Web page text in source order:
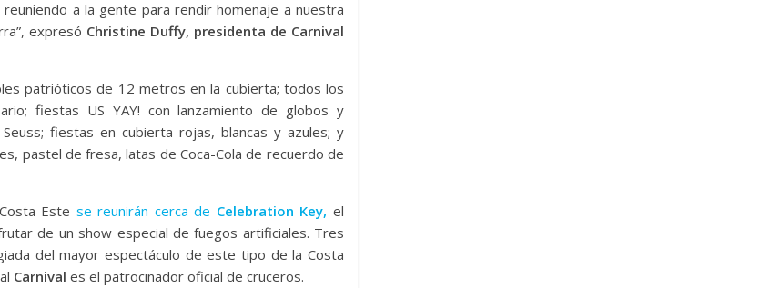
a la gente para rendir homenaje a nuestra
expresó Christine Duffy, presidenta de Carnival
patrióticos de 12 metros en la cubierta; todos los
fiestas US YAY! con lanzamiento de globos y
fiestas en cubierta rojas, blancas y azules; y
pastel de fresa, latas de Coca-Cola de recuerdo de
Este se reunirán cerca de Celebration Key, el
de un show especial de fuegos artificiales. Tres
del mayor espectáculo de este tipo de la Costa
Carnival es el patrocinador oficial de cruceros.